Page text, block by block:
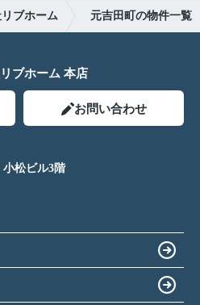
ブホーム 元吉田町の物件一覧
ブホーム 本店
お問い合わせ
小松ビル3階